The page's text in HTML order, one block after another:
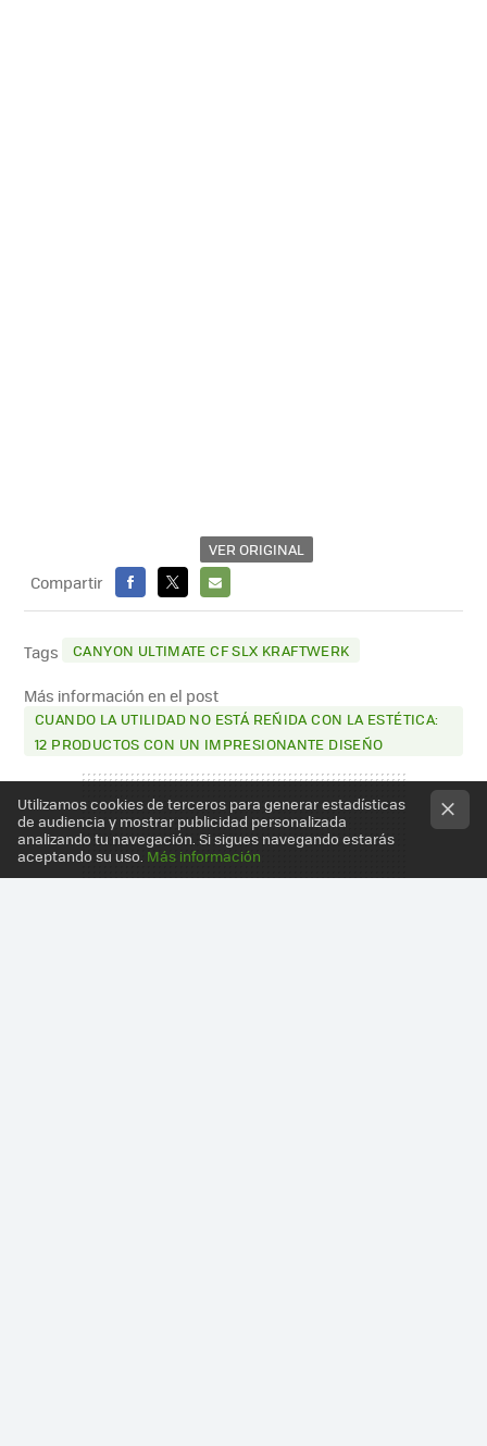
VER ORIGINAL
Compartir
FACEBOOK
X
E-
MAIL
Tags CANYON ULTIMATE CF SLX KRAFTWERK
Más información en el post
CUANDO LA UTILIDAD NO ESTÁ REÑIDA CON LA ESTÉTICA:
12 PRODUCTOS CON UN IMPRESIONANTE DISEÑO
Utilizamos cookies de terceros para generar estadísticas
de audiencia y mostrar publicidad personalizada
analizando tu navegación. Si sigues navegando estarás
aceptando su uso. Más información